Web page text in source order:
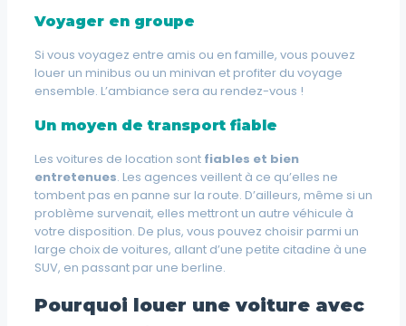
Voyager en groupe
Si vous voyagez entre amis ou en famille, vous pouvez
louer un minibus ou un minivan et profiter du voyage
ensemble. L’ambiance sera au rendez-vous !
Un moyen de transport fiable
Les voitures de location sont fiables et bien
entretenues. Les agences veillent à ce qu’elles ne
tombent pas en panne sur la route. D’ailleurs, même si un
problème survenait, elles mettront un autre véhicule à
votre disposition. De plus, vous pouvez choisir parmi un
large choix de voitures, allant d’une petite citadine à une
SUV, en passant par une berline.
Pourquoi louer une voiture avec